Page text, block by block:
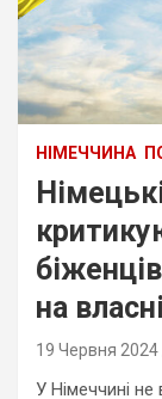
НІМЕЧЧИНА
на
19 Червня 2024
У Німеччині